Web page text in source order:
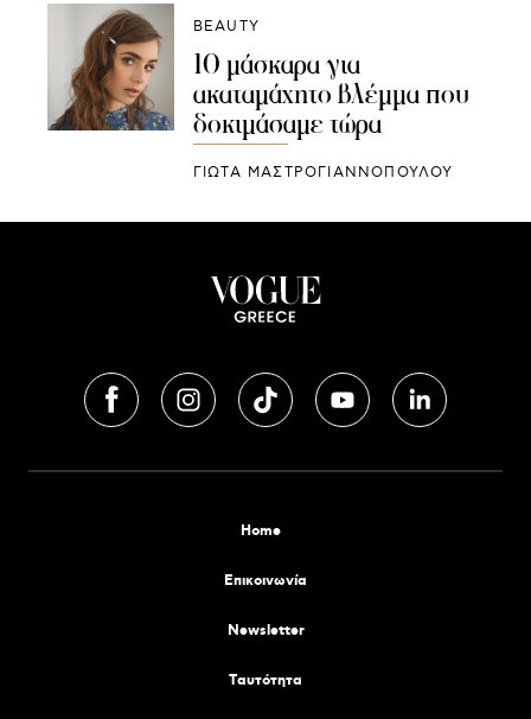
BEAUTY
10 μάσκαρα για
ακαταμάχητο βλέμμα που
δοκιμάσαμε τώρα
ΓΙΩΤΑ ΜΑΣΤΡΟΓΙΑΝΝΟΠΟΥΛΟΥ
Home
Επικοινωνία
Newsletter
Tαυτότητα